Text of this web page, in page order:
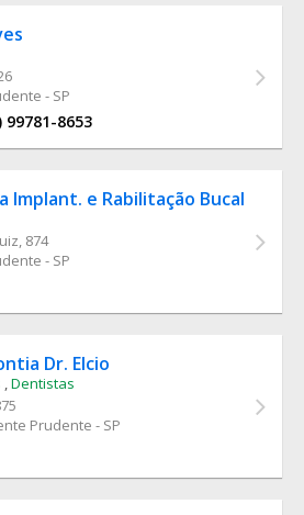
- SP
99781-8653
Implant. e Rabilitação Bucal
, 874
- SP
Dr. Elcio
,Dentistas
Prudente - SP